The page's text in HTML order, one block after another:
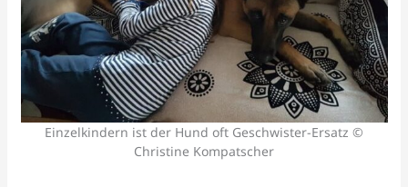
Einzelkindern ist der Hund oft Geschwister-Ersatz ©
Christine Kompatscher